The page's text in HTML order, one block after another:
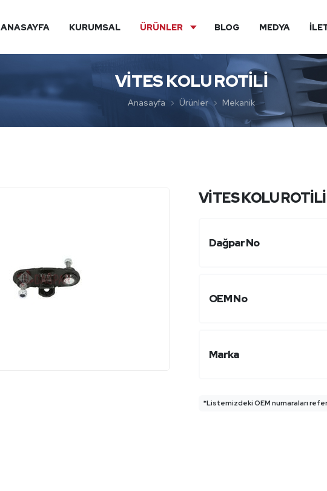
ANASAYFA KURUMSAL ÜRÜNLER BLOG MEDYA
VİTES KOLU ROTİLİ
Anasayfa Ürünler Mekanik
VİTES KOLU ROTİLİ
Dağpar No
OEM No
Marka
*Listemizdeki OEM numaraları